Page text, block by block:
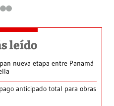
leído
nueva etapa entre Panamá
anticipado total para obras